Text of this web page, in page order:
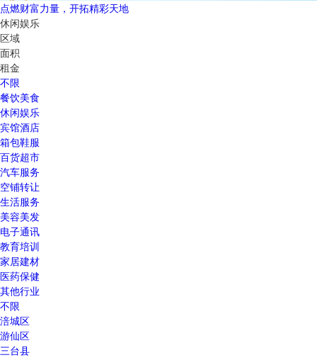
点燃财富力量，开拓精彩天地
休闲娱乐
区域
面积
租金
不限
餐饮美食
休闲娱乐
宾馆酒店
箱包鞋服
百货超市
汽车服务
空铺转让
生活服务
美容美发
电子通讯
教育培训
家居建材
医药保健
其他行业
不限
涪城区
游仙区
三台县